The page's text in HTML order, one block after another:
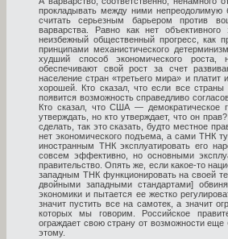
прокладывать между ними непреодолимую
считать серьезным барьером против
варварства. Равно как нет объективного
неизбежный общественный прогресс, как
принципами механистического
худший способ экономического
обеспечивают свой рост за счет
население стран «третьего мира» и
хорошей. Кто сказал, что если все
появится возможность справедливо
Кто сказал, что США — демократическое
утверждать, но кто утверждает, что он
сделать, так это сказать, будто местное
нет экономического подъема, а сами ТНК
иностранным ТНК эксплуатировать его
совсем эффективно, но основными
правительство. Опять же, если какое-то
западным ТНК функционировать на своей
двойными западными стандартами]
экономики и пытается ее жестко
значит пустить все на самотек, а значит
которых мы говорим. Российское
ограждает свою страну от возможности
этому.